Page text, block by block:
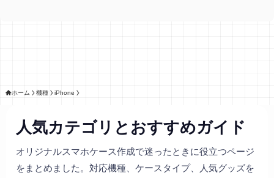
ホーム 機種 iPhone
人気カテゴリとおすすめガイド
オリジナルスマホケース作成で迷ったときに役立つページ
をまとめました。対応機種、ケースタイプ、人気グッズを